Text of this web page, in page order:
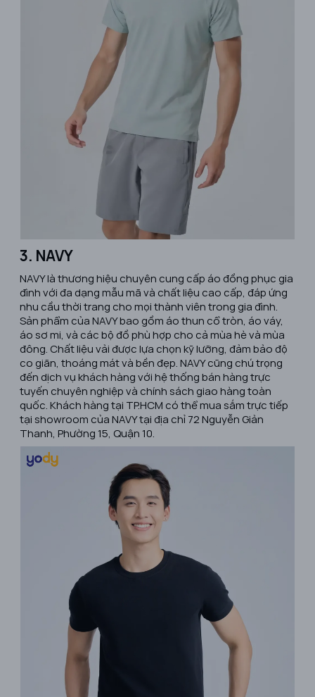
3. NAVY
​NAVY là thương hiệu chuyên cung cấp áo đồng phục gia
đình với đa dạng mẫu mã và chất liệu cao cấp, đáp ứng
nhu cầu thời trang cho mọi thành viên trong gia đình.
Sản phẩm của NAVY bao gồm áo thun cổ tròn, áo váy,
áo sơ mi, và các bộ đồ phù hợp cho cả mùa hè và mùa
đông. Chất liệu vải được lựa chọn kỹ lưỡng, đảm bảo độ
co giãn, thoáng mát và bền đẹp. NAVY cũng chú trọng
đến dịch vụ khách hàng với hệ thống bán hàng trực
tuyến chuyên nghiệp và chính sách giao hàng toàn
quốc. Khách hàng tại TP.HCM có thể mua sắm trực tiếp
tại showroom của NAVY tại địa chỉ 72 Nguyễn Giản
Thanh, Phường 15, Quận 10.